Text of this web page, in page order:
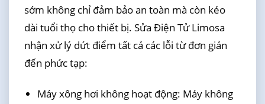
sớm không chỉ đảm bảo an toàn mà còn kéo
dài tuổi thọ cho thiết bị. Sửa Điện Tử Limosa
nhận xử lý dứt điểm tất cả các lỗi từ đơn giản
đến phức tạp:
Máy xông hơi không hoạt động: Máy không